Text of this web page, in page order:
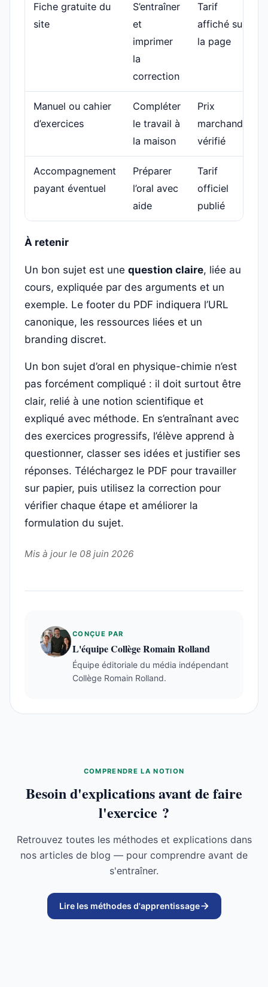
Fiche gratuite du
site
S’entraîner
et
imprimer
la
correction
Tarif
affiché sur
la page
Manuel ou cahier
d’exercices
Compléter
le travail à
la maison
Prix
marchand
vérifié
Accompagnement
payant éventuel
Préparer
l’oral avec
aide
Tarif
officiel
publié
À retenir
Un bon sujet est une question claire, liée au
cours, expliquée par des arguments et un
exemple. Le footer du PDF indiquera l’URL
canonique, les ressources liées et un
branding discret.
Un bon sujet d’oral en physique-chimie n’est
pas forcément compliqué : il doit surtout être
clair, relié à une notion scientifique et
expliqué avec méthode. En s’entraînant avec
des exercices progressifs, l’élève apprend à
questionner, classer ses idées et justifier ses
réponses. Téléchargez le PDF pour travailler
sur papier, puis utilisez la correction pour
vérifier chaque étape et améliorer la
formulation du sujet.
Mis à jour le 08 juin 2026
CONÇUE PAR
L'équipe Collège Romain Rolland
Équipe éditoriale du média indépendant
Collège Romain Rolland.
COMPRENDRE LA NOTION
Besoin d'explications avant de faire
l'exercice ?
Retrouvez toutes les méthodes et explications dans
nos articles de blog — pour comprendre avant de
s'entraîner.
Lire les méthodes d'apprentissage